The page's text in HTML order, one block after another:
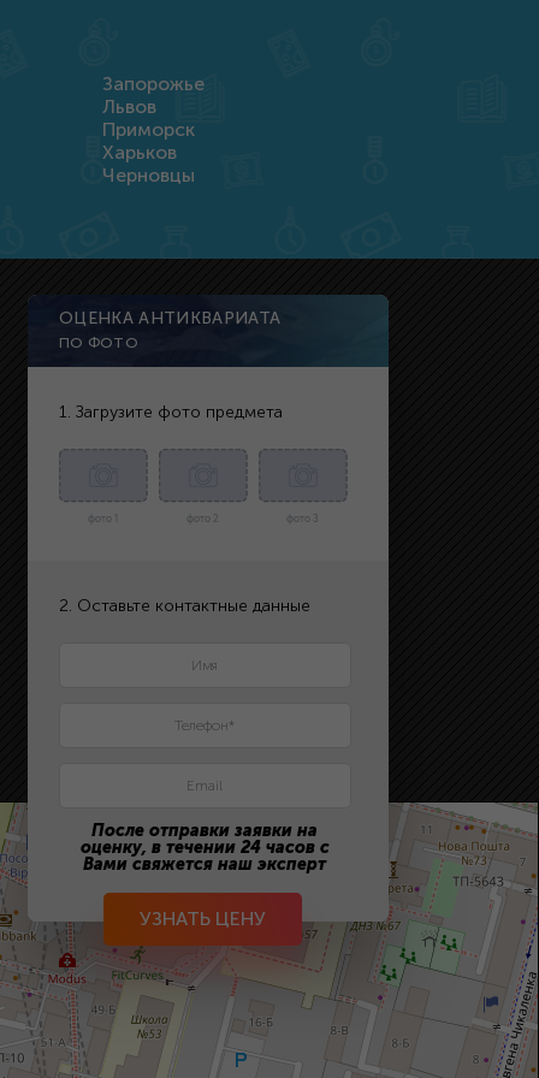
Запорожье
Львов
Приморск
Харьков
Черновцы
ОЦЕНКА АНТИКВАРИАТА
ПО ФОТО
1. Загрузите фото предмета
фото 1 фото 2 фото 3
2. Оставьте контактные данные
После отправки заявки на
оценку, в течении 24 часов с
Вами свяжется наш эксперт
УЗНАТЬ ЦЕНУ